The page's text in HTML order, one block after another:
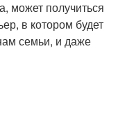
может получиться
в котором будет
семьи, и даже